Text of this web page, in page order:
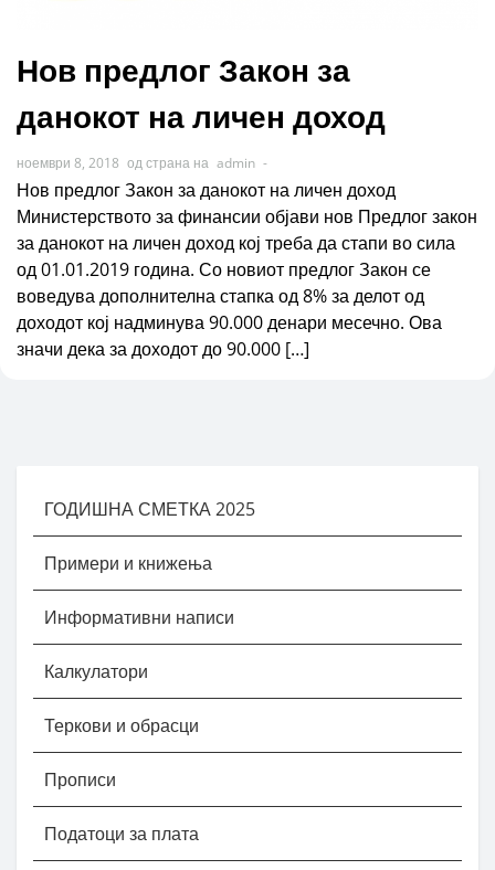
Нов предлог Закон за
данокот на личен доход
ноември 8, 2018 од страна на admin -
Нов предлог Закон за данокот на личен доход
Министерството за финансии објави нов Предлог закон
за данокот на личен доход кој треба да стапи во сила
од 01.01.2019 година. Со новиот предлог Закон се
воведува дополнителна стапка од 8% за делот од
доходот кој надминува 90.000 денари месечно. Ова
значи дека за доходот до 90.000 […]
ГОДИШНА СМЕТКА 2025
Примери и книжења
Информативни написи
Калкулатори
Теркови и обрасци
Прописи
Податоци за плата